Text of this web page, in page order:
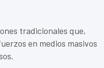
tradicionales que,
en medios masivos